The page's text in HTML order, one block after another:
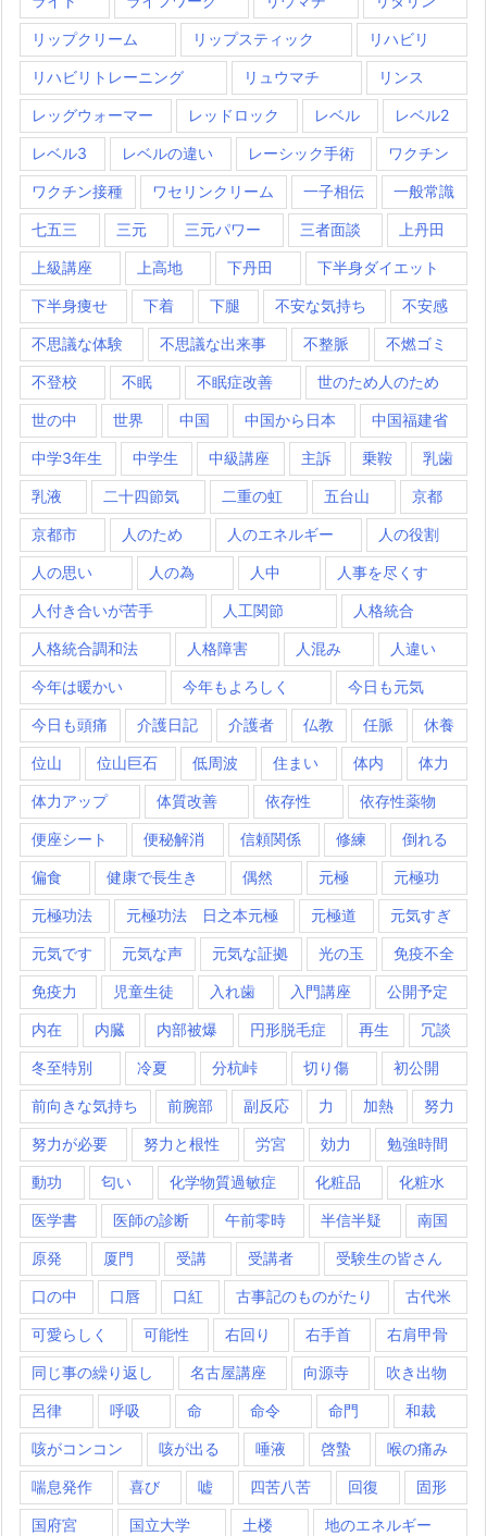
リップクリーム リップスティック リハビリ
リハビリトレーニング リュウマチ リンス
レッグウォーマー レッドロック レベル レベル2
レベル3 レベルの違い レーシック手術 ワクチン
ワクチン接種 ワセリンクリーム 一子相伝 一般常識
七五三 三元 三元パワー 三者面談 上丹田
上級講座 上高地 下丹田 下半身ダイエット
下半身痩せ 下着 下腿 不安な気持ち 不安感
不思議な体験 不思議な出来事 不整脈 不燃ゴミ
不登校 不眠 不眠症改善 世のため人のため
世の中 世界 中国 中国から日本 中国福建省
中学3年生 中学生 中級講座 主訴 乗鞍 乳歯
乳液 二十四節気 二重の虹 五台山 京都
京都市 人のため 人のエネルギー 人の役割
人の思い 人の為 人中 人事を尽くす
人付き合いが苦手 人工関節 人格統合
人格統合調和法 人格障害 人混み 人違い
今年は暖かい 今年もよろしく 今日も元気
今日も頭痛 介護日記 介護者 仏教 任脈 休養
位山 位山巨石 低周波 住まい 体内 体力
体力アップ 体質改善 依存性 依存性薬物
便座シート 便秘解消 信頼関係 修練 倒れる
偏食 健康で長生き 偶然 元極 元極功
元極功法 元極功法 日之本元極 元極道 元気すぎ
元気です 元気な声 元気な証拠 光の玉 免疫不全
免疫力 児童生徒 入れ歯 入門講座 公開予定
内在 内臓 内部被爆 円形脱毛症 再生 冗談
冬至特別 冷夏 分杭峠 切り傷 初公開
前向きな気持ち 前腕部 副反応 力 加熱 努力
努力が必要 努力と根性 労宮 効力 勉強時間
動功 匂い 化学物質過敏症 化粧品 化粧水
医学書 医師の診断 午前零時 半信半疑 南国
原発 厦門 受講 受講者 受験生の皆さん
口の中 口唇 口紅 古事記のものがたり 古代米
可愛らしく 可能性 右回り 右手首 右肩甲骨
同じ事の繰り返し 名古屋講座 向源寺 吹き出物
呂律 呼吸 命 命令 命門 和裁
咳がコンコン 咳が出る 唾液 啓蟄 喉の痛み
喘息発作 喜び 嘘 四苦八苦 回復 固形
国府宮 国立大学 土楼 地のエネルギー